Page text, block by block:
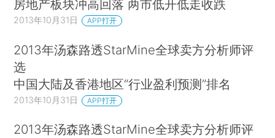
房地产板块冲高回落 两市低开低走收跌
2013年10月31日 APP打开
2013年汤森路透StarMine全球卖方分析师评
选
中国大陆及香港地区“行业盈利预测”排名
2013年10月31日 APP打开
2013年汤森路透StarMine全球卖方分析师评